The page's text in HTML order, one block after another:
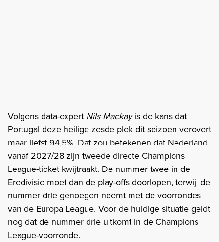
Volgens data-expert Nils Mackayis de kans dat
Portugal deze heilige zesde plek dit seizoen verovert
maar liefst 94,5%. Dat zou betekenen dat Nederland
vanaf 2027/28 zijn tweede directe Champions
League-ticket kwijtraakt. De nummer twee in de
Eredivisie moet dan de play-offs doorlopen, terwijl de
nummer drie genoegen neemt met de voorrondes
van de Europa League. Voor de huidige situatie geldt
nog dat de nummer drie uitkomt in de Champions
League-voorronde.